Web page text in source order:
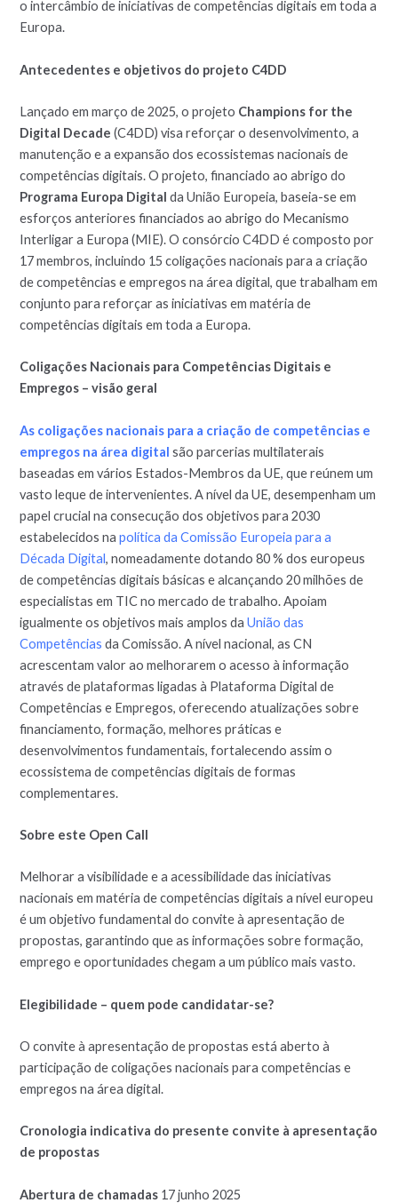
o intercâmbio de iniciativas de competências digitais em toda a
Europa.
Antecedentes e objetivos do projeto C4DD
Lançado em março de 2025, o projeto Champions for the
Digital Decade(C4DD) visa reforçar o desenvolvimento, a
manutenção e a expansão dos ecossistemas nacionais de
competências digitais. O projeto, financiado ao abrigo do
Programa Europa Digitalda União Europeia, baseia-se em
esforços anteriores financiados ao abrigo do Mecanismo
Interligar a Europa (MIE). O consórcio C4DD é composto por
17 membros, incluindo 15 coligações nacionais para a criação
de competências e empregos na área digital, que trabalham em
conjunto para reforçar as iniciativas em matéria de
competências digitais em toda a Europa.
Coligações Nacionais para Competências Digitais e
Empregos – visão geral
As coligações nacionais para a criação de competências e
empregos na área digital são parcerias multilaterais
baseadas em vários Estados-Membros da UE, que reúnem um
vasto leque de intervenientes. A nível da UE, desempenham um
papel crucial na consecução dos objetivos para 2030
estabelecidos na política da Comissão Europeia para a
Década Digital, nomeadamente dotando 80 % dos europeus
de competências digitais básicas e alcançando 20 milhões de
especialistas em TIC no mercado de trabalho. Apoiam
igualmente os objetivos mais amplos daUnião das
Competências da Comissão. A nível nacional, as CN
acrescentam valor ao melhorarem o acesso à informação
através de plataformas ligadas à Plataforma Digital de
Competências e Empregos, oferecendo atualizações sobre
financiamento, formação, melhores práticas e
desenvolvimentos fundamentais, fortalecendo assim o
ecossistema de competências digitais de formas
complementares.
Sobre este Open Call
Melhorar a visibilidade e a acessibilidade das iniciativas
nacionais em matéria de competências digitais a nível europeu
é um objetivo fundamental do convite à apresentação de
propostas, garantindo que as informações sobre formação,
emprego e oportunidades chegam a um público mais vasto.
Elegibilidade – quem pode candidatar-se?
O convite à apresentação de propostas está aberto à
participação de coligações nacionais para competências e
empregos na área digital.
Cronologia indicativa do presente convite à apresentação
de propostas
Abertura de chamadas 17 junho 2025